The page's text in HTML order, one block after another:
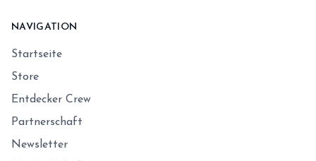
NAVIGATION
Startseite
Store
Entdecker Crew
Partnerschaft
Newsletter